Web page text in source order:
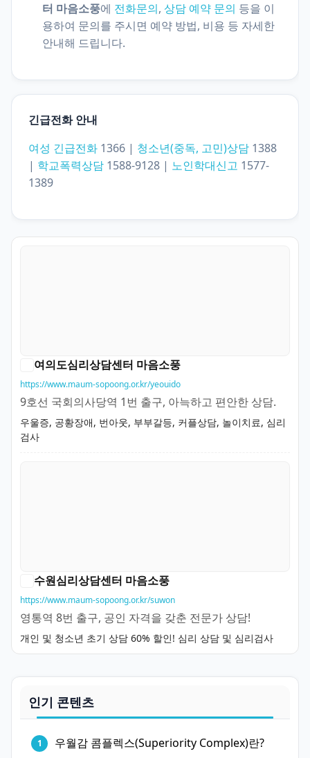
터 마음소풍에 전화문의, 상담 예약 문의 등을 이
용하여 문의를 주시면 예약 방법, 비용 등 자세한
안내해 드립니다.
긴급전화 안내
여성 긴급전화 1366 | 청소년(중독, 고민)상담 1388
| 학교폭력상담 1588-9128 | 노인학대신고 1577-
1389
여의도심리상담센터 마음소풍
https://www.maum-sopoong.or.kr/yeouido
9호선 국회의사당역 1번 출구, 아늑하고 편안한 상담.
우울증, 공황장애, 번아웃, 부부갈등, 커플상담, 놀이치료, 심리
검사
수원심리상담센터 마음소풍
https://www.maum-sopoong.or.kr/suwon
영통역 8번 출구, 공인 자격을 갖춘 전문가 상담!
개인 및 청소년 초기 상담 60% 할인! 심리 상담 및 심리검사
인기 콘텐츠
우월감 콤플렉스(Superiority Complex)란?